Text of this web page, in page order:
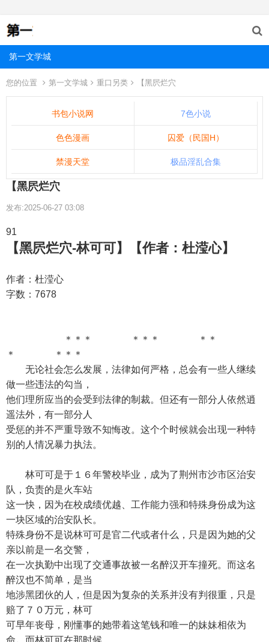
第一文学城
您的位置 第一文学城 重口另类 【黑屄烂穴
书包小说网 7色小说
色色漫画 囚爱（民国H）
禁漫天堂 极品淫乱合集
【黑屄烂穴
发布:2025-06-27 03:08
91
【黑屄烂穴-林可可】【作者：杜滢心】
作者：杜滢心
字数：7678
＊＊＊ ＊＊＊ ＊＊
＊ ＊＊＊
无论社会怎么发展，法律如何严格，总会有一些人继续
做一些违法的勾当，
他们理所应当的会受到法律的制裁。但还有一部分人依然逍
遥法外，有一部分人
受惩的并不严重导致不知悔改。这个个时候就会出现一种特
别的人情况暴力执法。
林可可是于１６年警校毕业，成为了荆州市沙市区治安
队，负责的是火车站
这一快，因为在校成绩优越、工作能力强和特殊身份成为这
一块区域的治安队长。
特殊身份不是说林可可是官二代或者什么，只是因为她的父
亲以前是一名交警，
在一次执勤中出现了交通事故被一名醉汉开车撞死。而这名
醉汉也不简单，是当
地涉黑团伙的人，但是因为复杂的关系并没有判很重，只是
赔了７０万元，林可
可早年丧母，刚懂事的她带着这笔钱和唯一的妹妹相依为
命。而林可可在那时候